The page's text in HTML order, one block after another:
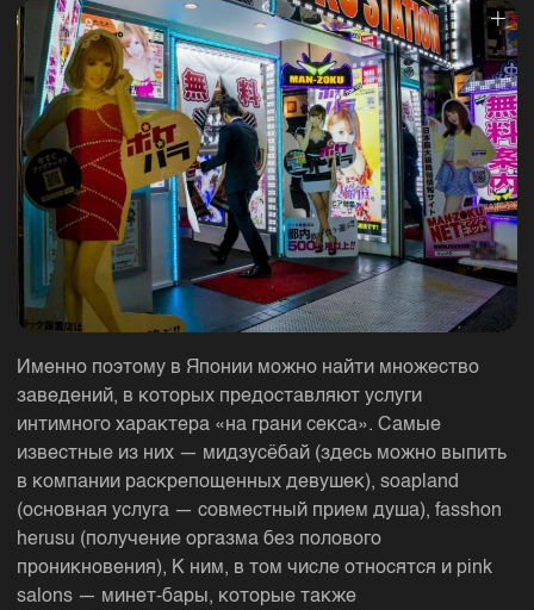
Именно поэтому в Японии можно найти множество
заведений, в которых предоставляют услуги
интимного характера «на грани секса». Самые
известные из них — мидзусёбай (здесь можно выпить
в компании раскрепощенных девушек), soapland
(основная услуга — совместный прием душа), fasshon
herusu (получение оргазма без полового
проникновения), К ним, в том числе относятся и pink
salons — минет-бары, которые также